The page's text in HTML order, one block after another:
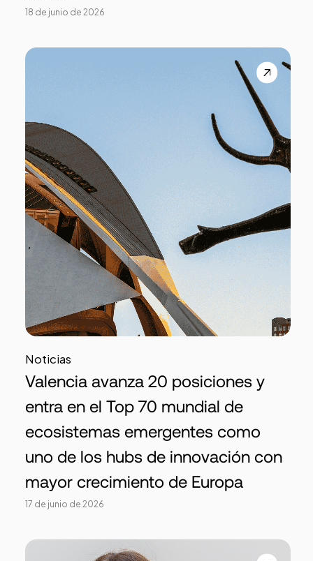
18 de junio de 2026
Noticias
Valencia avanza 20 posiciones y
entra en el Top 70 mundial de
ecosistemas emergentes como
uno de los hubs de innovación con
mayor crecimiento de Europa
17 de junio de 2026